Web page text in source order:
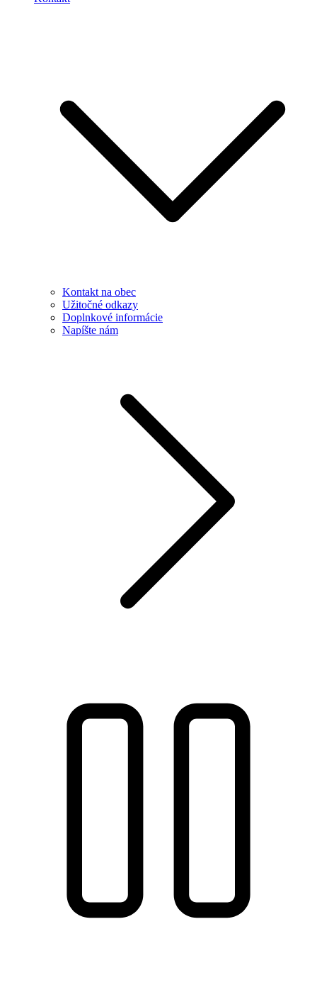
Kontakt na obec
Užitočné odkazy
Doplnkové informácie
Napíšte nám